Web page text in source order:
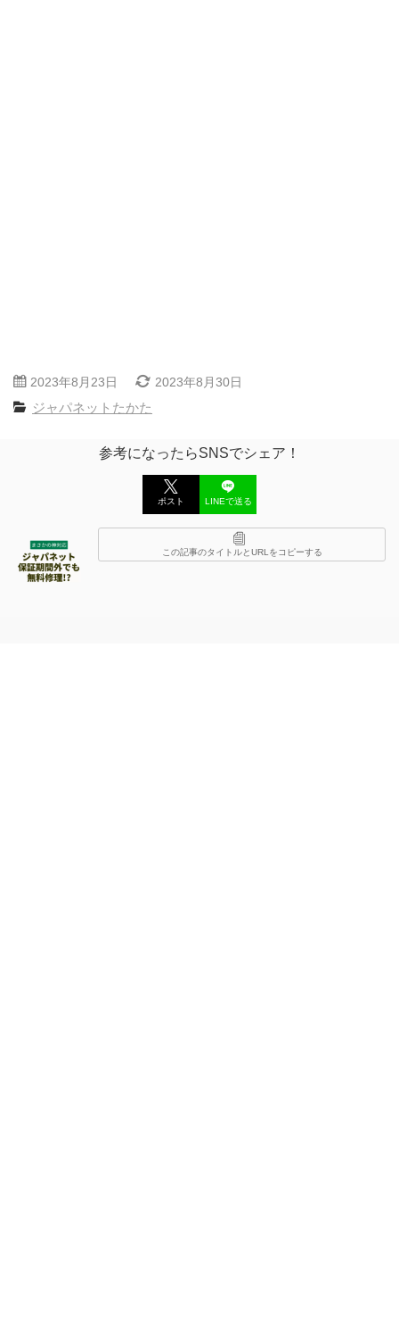
2023年8月23日 2023年8月30日
ジャパネットたかた
参考になったらSNSでシェア！
ポスト LINEで送る
この記事のタイトルとURLをコピーする